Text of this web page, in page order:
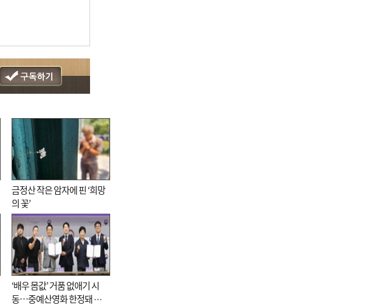
금정산 작은 암자에 핀 ‘희망
의 꽃’
‘배우 몸값’ 거품 없애기 시
동…중예산영화 한정돼 실